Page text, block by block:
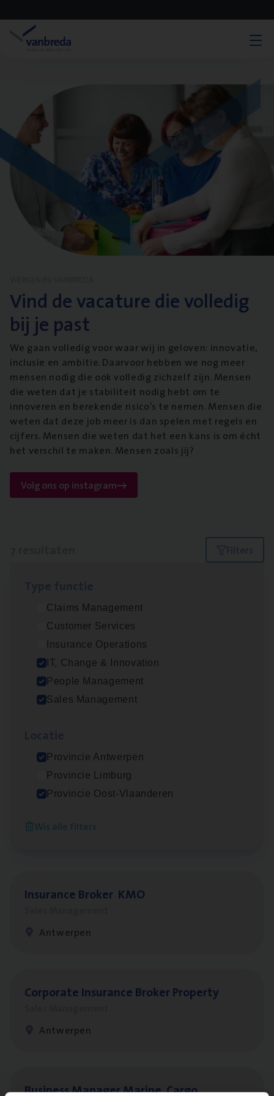
Vind de vacature die volledig
bij je past
We gaan volledig voor waar wij in geloven: innovatie,
inclusie en ambitie. Daarvoor hebben we nog meer
mensen nodig die ook volledig zichzelf zijn. Mensen
die weten dat je stabiliteit nodig hebt om te
innoveren en berekende risico’s te nemen. Mensen die
weten dat deze job meer is dan spelen met regels en
cijfers. Mensen die weten dat het een kans is om écht
het verschil te maken. Mensen zoals jij?
Volg ons op instagram
Filters
Claims Management
Customer Services
Insurance Operations
IT, Change & Innovation
People Management
Sales Management
Provincie Antwerpen
Provincie Limburg
Provincie Oost-Vlaanderen
Wis alle filters
Test Ana­lyst
IT, Change & Innovation
Antwerpen
Busi­ness Analyst
Insu­ran­ce Bro­ker Trans­port&
Antwerpen
Insu­ran­ce Bro­ker KMO
Antwerpen
Cor­po­ra­te Insu­ran­ce Bro­ker Property
Antwerpen
Busi­ness Mana­ger Mari­ne Cargo